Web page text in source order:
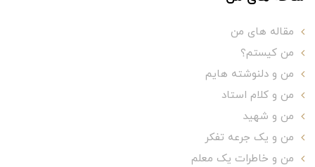
مقاله های من
من کیستم؟
من و دلنوشته هایم
من و کلام استاد
من و شهید
من و یک جرعه تفکر
من و خاطرات یک معلم